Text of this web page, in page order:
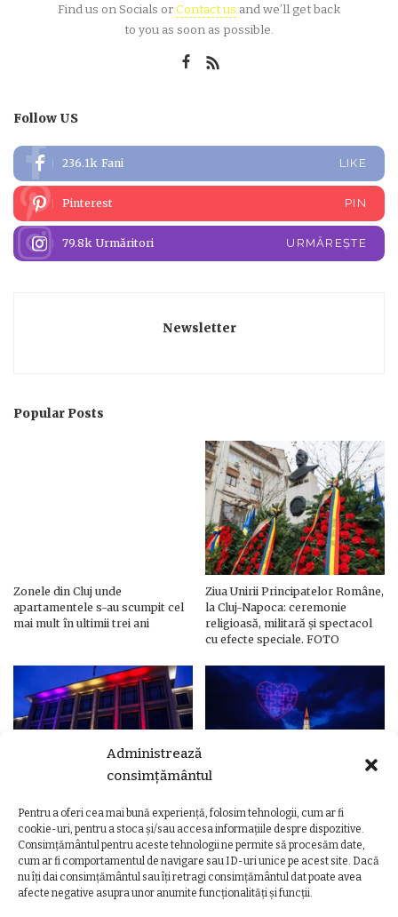
Administrează
consimțământul
Pentru a oferi cea mai bună experiență, folosim tehnologii, cum ar fi
cookie-uri, pentru a stoca și/sau accesa informațiile despre dispozitive.
Consimțământul pentru aceste tehnologii ne permite să procesăm date,
cum ar fi comportamentul de navigare sau ID-uri unice pe acest site. Dacă
nu îți dai consimțământul sau îți retragi consimțământul dat poate avea
afecte negative asupra unor anumite funcționalități și funcții.
Find us on Socials orContact us and we’ll get back
to you as soon as possible.
Follow US
236.1k Fani LIKE
Pinterest PIN
79.8k Urmăritori URMĂREȘTE
Newsletter
Popular Posts
Zonele din Cluj unde
apartamentele s-au scumpit cel
mai mult în ultimii trei ani
Ziua Unirii Principatelor Române,
la Cluj-Napoca: ceremonie
religioasă, militară și spectacol
cu efecte speciale. FOTO
Ziua Unirii Principatelor Române
– Clădiri și poduri din Cluj,
iluminate în culorile drapelului
Ziua Unirii la Cluj-Napoca.
Programul complet al
evenimentelor